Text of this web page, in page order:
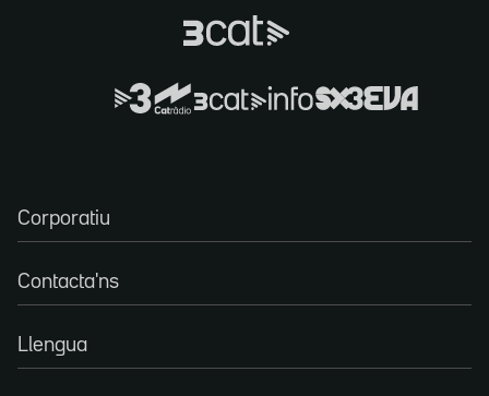
Corporatiu
Contacta'ns
Llengua